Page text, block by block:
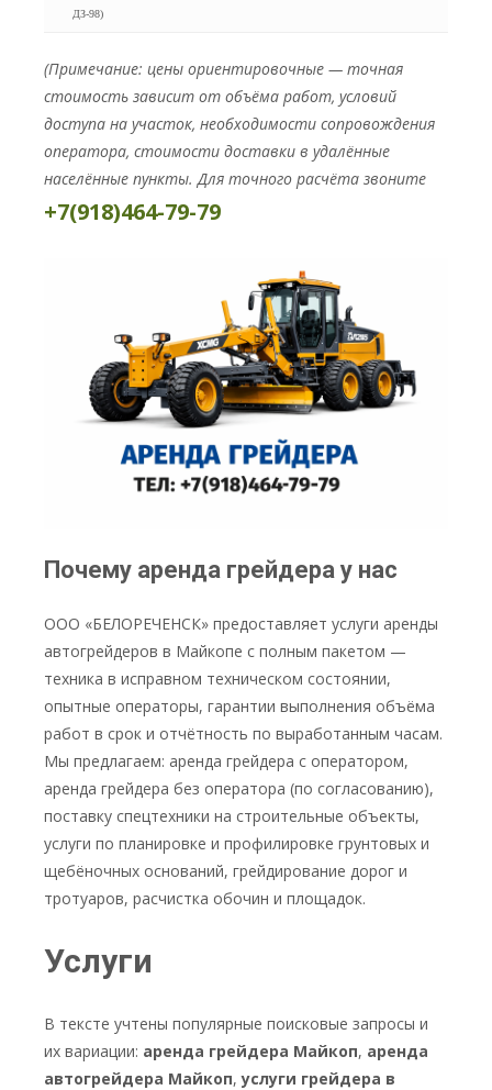
ДЗ-98)
(Примечание: цены ориентировочные — точная
стоимость зависит от объёма работ, условий
доступа на участок, необходимости сопровождения
оператора, стоимости доставки в удалённые
населённые пункты. Для точного расчёта звоните
+7(918)464-79-79
Почему аренда грейдера у нас
ООО «БЕЛОРЕЧЕНСК» предоставляет услуги аренды
автогрейдеров в Майкопе с полным пакетом —
техника в исправном техническом состоянии,
опытные операторы, гарантии выполнения объёма
работ в срок и отчётность по выработанным часам.
Мы предлагаем: аренда грейдера с оператором,
аренда грейдера без оператора (по согласованию),
поставку спецтехники на строительные объекты,
услуги по планировке и профилировке грунтовых и
щебёночных оснований, грейдирование дорог и
тротуаров, расчистка обочин и площадок.
Услуги
В тексте учтены популярные поисковые запросы и
их вариации: аренда грейдера Майкоп, аренда
автогрейдера Майкоп,услуги грейдера в